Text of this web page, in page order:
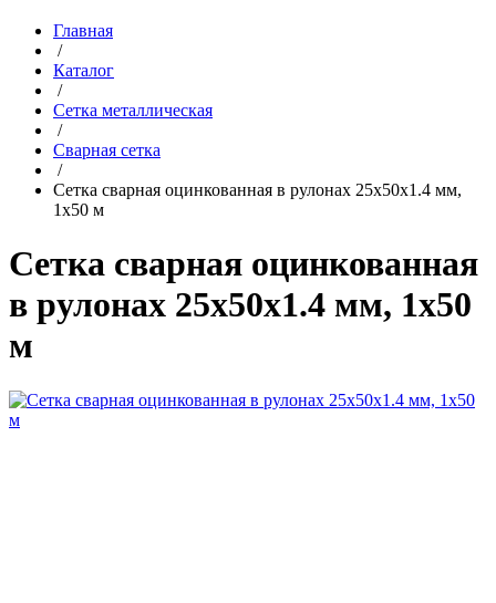
Главная
/
Каталог
/
Сетка металлическая
/
Сварная сетка
/
Сетка сварная оцинкованная в рулонах 25x50x1.4 мм,
1x50 м
Сетка сварная оцинкованная
в рулонах 25x50x1.4 мм, 1x50
м